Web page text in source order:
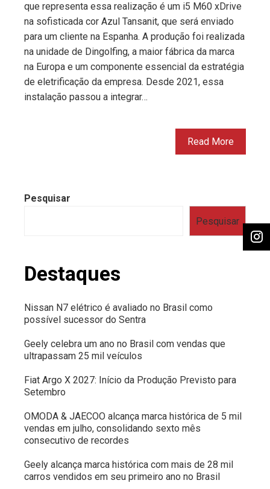
que representa essa realização é um i5 M60 xDrive
na sofisticada cor Azul Tansanit, que será enviado
para um cliente na Espanha. A produção foi realizada
na unidade de Dingolfing, a maior fábrica da marca
na Europa e um componente essencial da estratégia
de eletrificação da empresa. Desde 2021, essa
instalação passou a integrar…
Read More
Pesquisar
Pesquisar
Destaques
Nissan N7 elétrico é avaliado no Brasil como
possível sucessor do Sentra
Geely celebra um ano no Brasil com vendas que
ultrapassam 25 mil veículos
Fiat Argo X 2027: Início da Produção Previsto para
Setembro
OMODA & JAECOO alcança marca histórica de 5 mil
vendas em julho, consolidando sexto mês
consecutivo de recordes
Geely alcança marca histórica com mais de 28 mil
carros vendidos em seu primeiro ano no Brasil